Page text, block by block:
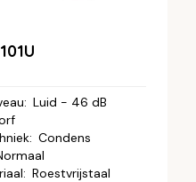
: Luid - 46 dB
: Condens
: Roestvrijstaal